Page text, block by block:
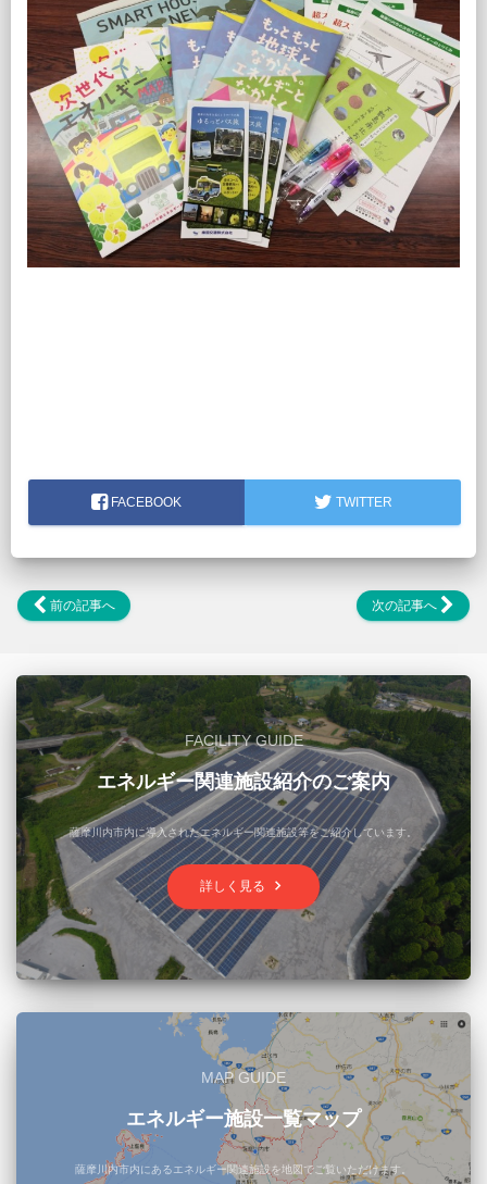
FACEBOOK TWITTER
前の記事へ 次の記事へ
FACILITY GUIDE
エネルギー関連施設紹介のご案内
薩摩川内市内に導入されたエネルギー関連施設等をご紹介しています。
詳しく見る keyboard_arrow_right
MAP GUIDE
エネルギー施設一覧マップ
薩摩川内市内にあるエネルギー関連施設を地図でご覧いただけます。